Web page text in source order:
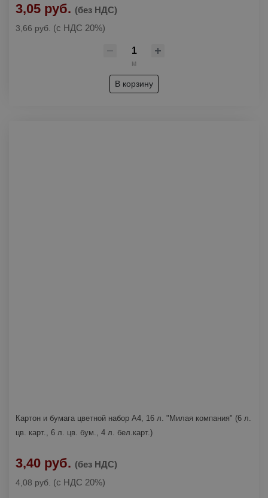
3,05 руб. (без НДС)
3,66 руб. (с НДС 20%)
м
В корзину
Картон и бумага цветной набор А4, 16 л. "Милая компания" (6 л.
цв. карт., 6 л. цв. бум., 4 л. бел.карт.)
3,40 руб. (без НДС)
4,08 руб. (с НДС 20%)